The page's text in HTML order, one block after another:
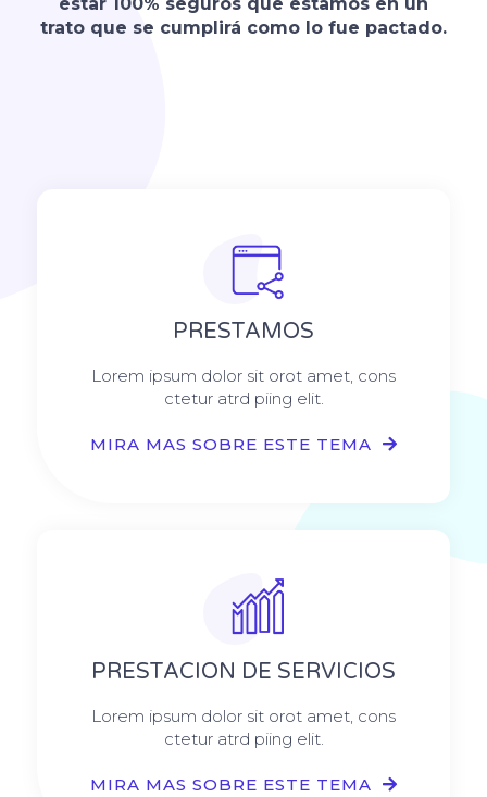
trato que se cumplirá como lo fue pactado.
PRESTAMOS
Lorem ipsum dolor sit orot amet, cons
ctetur atrd piing elit.​
MIRA MAS SOBRE ESTE TEMA
PRESTACION DE SERVICIOS
Lorem ipsum dolor sit orot amet, cons
ctetur atrd piing elit.​
MIRA MAS SOBRE ESTE TEMA